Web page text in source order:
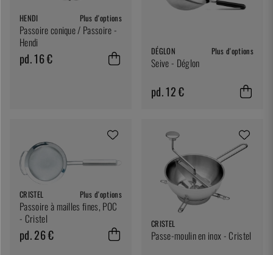
HENDI Plus d'options
Passoire conique / Passoire -
Hendi
pd. 16 € DÉGLON Plus d'options
Seive - Déglon
pd. 12 €
CRISTEL Plus d'options
Passoire à mailles fines, POC
- Cristel
pd. 26 €
CRISTEL
Passe-moulin en inox - Cristel